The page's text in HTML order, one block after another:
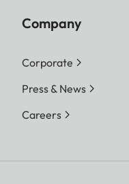
Company
Corporate
Press & News
Careers